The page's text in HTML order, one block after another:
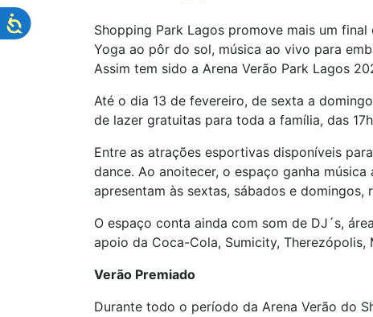
Shopping Park Lagos promove mais um
Yoga ao pôr do sol, música ao vivo para
Assim tem sido a Arena Verão Park Lagos
Até o dia 13 de fevereiro, de sexta a
de lazer gratuitas para toda a família, das
Entre as atrações esportivas disponíveis
dance. Ao anoitecer, o espaço ganha
apresentam às sextas, sábados e domingos,
O espaço conta ainda com som de DJ´s,
apoio da Coca-Cola, Sumicity, Therezópolis,
Verão Premiado
Durante todo o período da Arena Verão do